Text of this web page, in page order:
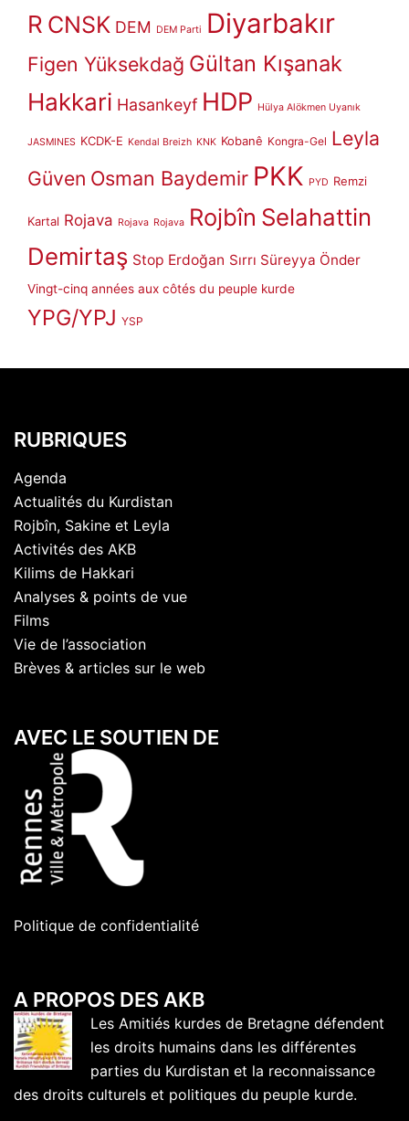
R CNSK DEM DEM Parti Diyarbakır
Figen Yüksekdağ Gültan Kışanak
Hakkari Hasankeyf HDP Hülya Alökmen Uyanık
JASMINES KCDK-E Kendal Breizh KNK Kobanê Kongra-Gel Leyla
Güven Osman Baydemir PKK PYD Remzi
Kartal Rojava Rojava Rojava Rojbîn Selahattin
Demirtaş Stop Erdoğan Sırrı Süreyya Önder
Vingt-cinq années aux côtés du peuple kurde
YPG/YPJ YSP
RUBRIQUES
Agenda
Actualités du Kurdistan
Rojbîn, Sakine et Leyla
Activités des AKB
Kilims de Hakkari
Analyses & points de vue
Films
Vie de l’association
Brèves & articles sur le web
AVEC LE SOUTIEN DE
Politique de confidentialité
A PROPOS DES AKB
Les Amitiés kurdes de Bretagne défendent
les droits humains dans les différentes
parties du Kurdistan et la reconnaissance
des droits culturels et politiques du peuple kurde.